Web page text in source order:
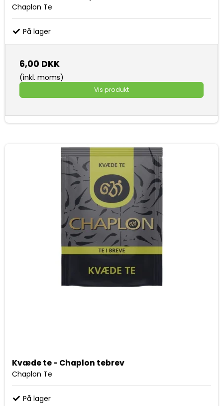
Chaplon Te
På lager
6,00 DKK
(inkl. moms)
Vis produkt
Kvæde te - Chaplon tebrev
Chaplon Te
På lager